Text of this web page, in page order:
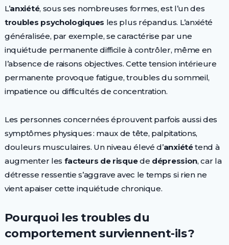
L’anxiété, sous ses nombreuses formes, est l’un des
troubles psychologiques les plus répandus. L’anxiété
généralisée, par exemple, se caractérise par une
inquiétude permanente difficile à contrôler, même en
l’absence de raisons objectives. Cette tension intérieure
permanente provoque fatigue, troubles du sommeil,
impatience ou difficultés de concentration.
Les personnes concernées éprouvent parfois aussi des
symptômes physiques : maux de tête, palpitations,
douleurs musculaires. Un niveau élevé d’anxiététend à
augmenter les facteurs de risquede dépression, car la
détresse ressentie s’aggrave avec le temps si rien ne
vient apaiser cette inquiétude chronique.
Pourquoi les troubles du
comportement surviennent-ils ?